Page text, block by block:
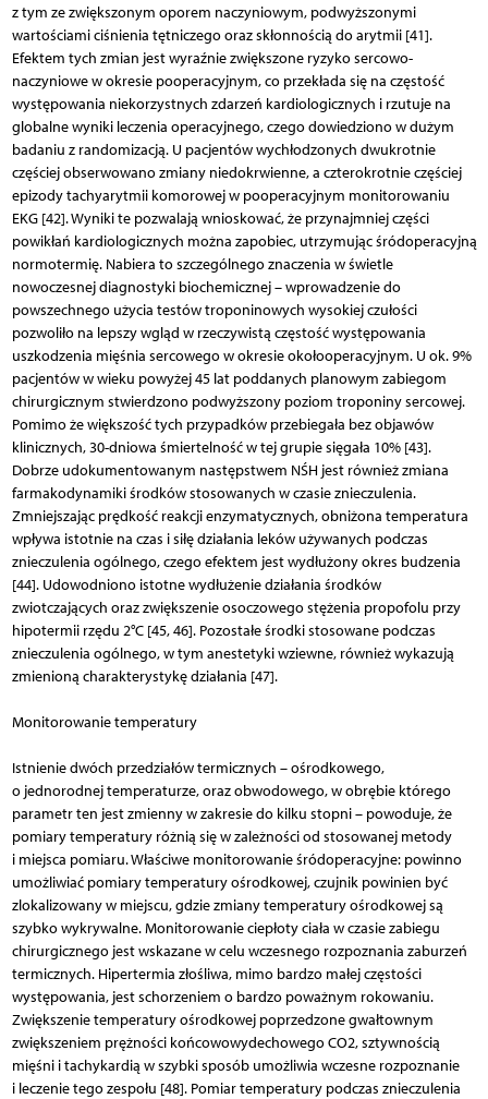
z tym ze zwiększonym oporem naczyniowym, podwyższonymi
wartościami ciśnienia tętniczego oraz skłonnością do arytmii [41].
Efektem tych zmian jest wyraźnie zwiększone ryzyko sercowo-
naczyniowe w okresie pooperacyjnym, co przekłada się na częstość
występowania niekorzystnych zdarzeń kardiologicznych i rzutuje na
globalne wyniki leczenia operacyjnego, czego dowiedziono w dużym
badaniu z randomizacją. U pacjentów wychłodzonych dwukrotnie
częściej obserwowano zmiany niedokrwienne, a czterokrotnie częściej
epizody tachyarytmii komorowej w pooperacyjnym monitorowaniu
EKG [42]. Wyniki te pozwalają wnioskować, że przynajmniej części
powikłań kardiologicznych można zapobiec, utrzymując śródoperacyjną
normotermię. Nabiera to szczególnego znaczenia w świetle
nowoczesnej diagnostyki biochemicznej – wprowadzenie do
powszechnego użycia testów troponinowych wysokiej czułości
pozwoliło na lepszy wgląd w rzeczywistą częstość występowania
uszkodzenia mięśnia sercowego w okresie okołooperacyjnym. U ok. 9%
pacjentów w wieku powyżej 45 lat poddanych planowym zabiegom
chirurgicznym stwierdzono podwyższony poziom troponiny sercowej.
Pomimo że większość tych przypadków przebiegała bez objawów
klinicznych, 30-dniowa śmiertelność w tej grupie sięgała 10% [43].
Dobrze udokumentowanym następstwem NŚH jest również zmiana
farmakodynamiki środków stosowanych w czasie znieczulenia.
Zmniejszając prędkość reakcji enzymatycznych, obniżona temperatura
wpływa istotnie na czas i siłę działania leków używanych podczas
znieczulenia ogólnego, czego efektem jest wydłużony okres budzenia
[44]. Udowodniono istotne wydłużenie działania środków
zwiotczających oraz zwiększenie osoczowego stężenia propofolu przy
hipotermii rzędu 2°C [45, 46]. Pozostałe środki stosowane podczas
znieczulenia ogólnego, w tym anestetyki wziewne, również wykazują
zmienioną charakterystykę działania [47].
Monitorowanie temperatury
Istnienie dwóch przedziałów termicznych – ośrodkowego,
o jednorodnej temperaturze, oraz obwodowego, w obrębie którego
parametr ten jest zmienny w zakresie do kilku stopni – powoduje, że
pomiary temperatury różnią się w zależności od stosowanej metody
i miejsca pomiaru. Właściwe monitorowanie śródoperacyjne: powinno
umożliwiać pomiary temperatury ośrodkowej, czujnik powinien być
zlokalizowany w miejscu, gdzie zmiany temperatury ośrodkowej są
szybko wykrywalne. Monitorowanie ciepłoty ciała w czasie zabiegu
chirurgicznego jest wskazane w celu wczesnego rozpoznania zaburzeń
termicznych. Hipertermia złośliwa, mimo bardzo małej częstości
występowania, jest schorzeniem o bardzo poważnym rokowaniu.
Zwiększenie temperatury ośrodkowej poprzedzone gwałtownym
zwiększeniem prężności końcowowydechowego CO2, sztywnością
mięśni i tachykardią w szybki sposób umożliwia wczesne rozpoznanie
i leczenie tego zespołu [48]. Pomiar temperatury podczas znieczulenia